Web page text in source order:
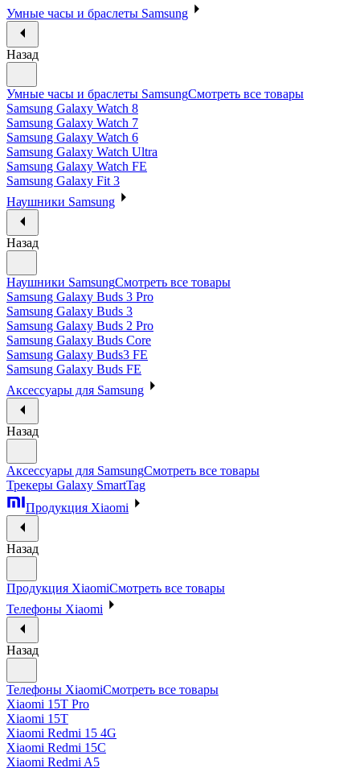
Умные часы и браслеты Samsung
Назад
Умные часы и браслеты SamsungСмотреть все товары
Samsung Galaxy Watch 8
Samsung Galaxy Watch 7
Samsung Galaxy Watch 6
Samsung Galaxy Watch Ultra
Samsung Galaxy Watch FE
Samsung Galaxy Fit 3
Наушники Samsung
Назад
Наушники SamsungСмотреть все товары
Samsung Galaxy Buds 3 Pro
Samsung Galaxy Buds 3
Samsung Galaxy Buds 2 Pro
Samsung Galaxy Buds Core
Samsung Galaxy Buds3 FE
Samsung Galaxy Buds FE
Аксессуары для Samsung
Назад
Аксессуары для SamsungСмотреть все товары
Трекеры Galaxy SmartTag
Продукция Xiaomi
Назад
Продукция XiaomiСмотреть все товары
Телефоны Xiaomi
Назад
Телефоны XiaomiСмотреть все товары
Xiaomi 15T Pro
Xiaomi 15T
Xiaomi Redmi 15 4G
Xiaomi Redmi 15C
Xiaomi Redmi A5